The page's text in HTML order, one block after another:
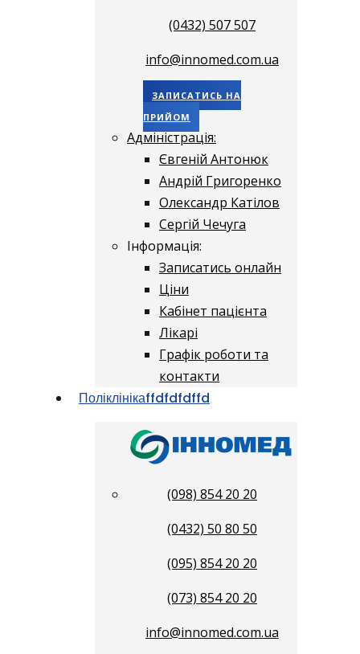
(0432) 507 507
info@innomed.com.ua
ЗАПИСАТИСЬ НА
ПРИЙОМ
Адміністрація:
Євгеній Антонюк
Андрій Григоренко
Олександр Катілов
Сергій Чечуга
Інформація:
Записатись онлайн
Ціни
Кабінет пацієнта
Лікарі
Графік роботи та
контакти
Поліклінікаffdfdfdffd
(098) 854 20 20
(0432) 50 80 50
(095) 854 20 20
(073) 854 20 20
info@innomed.com.ua